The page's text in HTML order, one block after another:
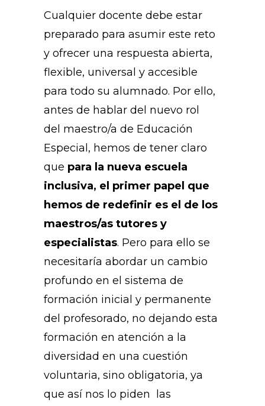
Cualquier docente debe estar
preparado para asumir este reto
y ofrecer una respuesta abierta,
flexible, universal y accesible
para todo su alumnado. Por ello,
antes de hablar del nuevo rol
del maestro/a de Educación
Especial, hemos de tener claro
que para la nueva escuela
inclusiva, el primer papel que
hemos de redefinir es el de los
maestros/as tutores y
especialistas. Pero para ello se
necesitaría abordar un cambio
profundo en el sistema de
formación inicial y permanente
del profesorado, no dejando esta
formación en atención a la
diversidad en una cuestión
voluntaria, sino obligatoria, ya
que así nos lo piden las